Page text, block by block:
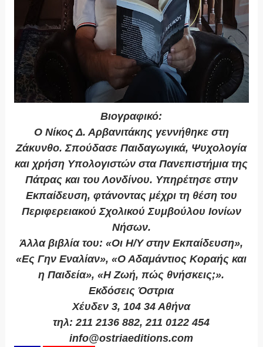
Βιογραφικό:
Ο Νίκος Δ. Αρβανιτάκης γεννήθηκε στη
Ζάκυνθο. Σπούδασε Παιδαγωγικά, Ψυχολογία
και χρήση Υπολογιστών στα Πανεπιστήμια της
Πάτρας και του Λονδίνου. Υπηρέτησε στην
Εκπαίδευση, φτάνοντας μέχρι τη θέση του
Περιφερειακού Σχολικού Συμβούλου Ιονίων
Νήσων.
Άλλα βιβλία του: «Οι Η/Υ στην Εκπαίδευση»,
«Ες Γην Εναλίαν», «Ο Αδαμάντιος Κοραής και
η Παιδεία», «Η Ζωή, πώς θνήσκεις;».
Εκδόσεις Όστρια
Χέυδεν 3, 104 34 Αθήνα
τηλ: 211 2136 882, 211 0122 454
info@ostriaeditions.com